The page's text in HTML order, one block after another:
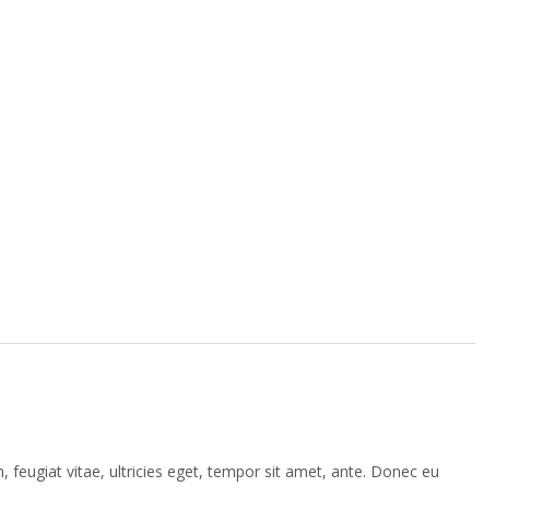
feugiat vitae, ultricies eget, tempor sit amet, ante. Donec eu